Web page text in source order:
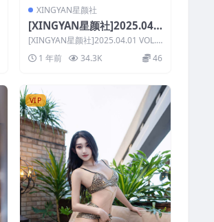
XINGYAN星颜社
[XINGYAN星颜社]2025.04.0
1 VOL.330 星冉
[XINGYAN星颜社]2025.04.01 VOL.3
1 年前 34.3K 46
VIP